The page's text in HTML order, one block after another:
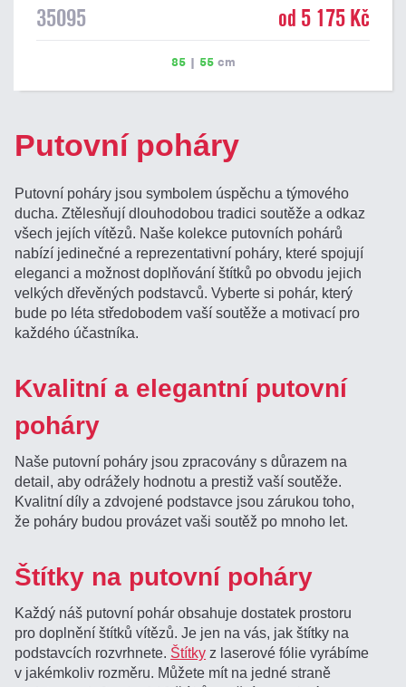
35095 od 5 175 Kč
85| 55cm
Putovní poháry
Putovní poháry jsou symbolem úspěchu a týmového
ducha. Ztělesňují dlouhodobou tradici soutěže a odkaz
všech jejích vítězů. Naše kolekce putovních pohárů
nabízí jedinečné a reprezentativní poháry, které spojují
eleganci a možnost doplňování štítků po obvodu jejich
velkých dřevěných podstavců. Vyberte si pohár, který
bude po léta středobodem vaší soutěže a motivací pro
každého účastníka.
Kvalitní a elegantní putovní
poháry
Naše putovní poháry jsou zpracovány s důrazem na
detail, aby odrážely hodnotu a prestiž vaší soutěže.
Kvalitní díly a zdvojené podstavce jsou zárukou toho,
že poháry budou provázet vaši soutěž po mnoho let.
Štítky na putovní poháry
Každý náš putovní pohár obsahuje dostatek prostoru
pro doplnění štítků vítězů. Je jen na vás, jak štítky na
podstavcích rozvrhnete. Štítky z laserové fólie vyrábíme
v jakémkoliv rozměru. Můžete mít na jedné straně